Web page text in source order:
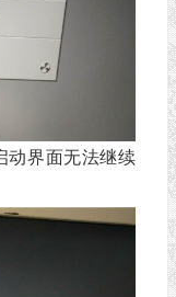
动界面无法继续